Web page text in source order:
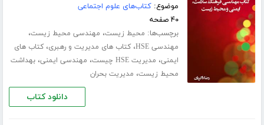
موضوع:کتاب‌های علوم اجتماعی
۴۰ صفحه
برچسب‌ها: محیط زیست، مهندسی محیط زیست،
مهندسی HSE ،کتاب‌ های مدیریت و رهبری،کتاب های
ایمنی، مدیریت HSE چیست ، مهندسی ایمنی،بهداشت
محیط زیست، مدیریت بحران
دانلود کتاب